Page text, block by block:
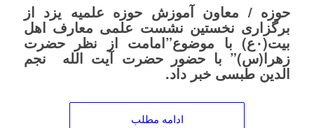
حوزه / معاون آموزش حوزه علمیه یزد از
برگزاری نخستین نشست علمی معارف اهل
بیت(۰ع) با موضوع”امامت از نظر حضرت
زهرا(س)” با حضور حضرت آیت الله نجم
الدین طبسی خبر داد.
ادامه مطلب